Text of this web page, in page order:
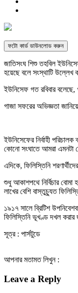
ফটো কার্ড ডাউনলোড করুন
জাতিসংঘ শিশু তহবিল
হয়েছে বলে সংস্থাটি উল্লেখ
ইউনিসেফ গত রবিবার বলেছে,
গাজা সফরের অভিজ্ঞতা
ইউনিসেফের নির্বাহী পরিচালক
কোনো সংঘাতে আমরা এমনটা
এদিকে, ফিলিস্তিনি
শুধু আকাশপথে নির্বিচার বোমা
লাখের বেশি বাস্তুচ্যুত
১৯১৭ সালে ব্রিটিশ
ফিলিস্তিনি ভূখণ্ড দখল
সূত্র : পার্সটুডে
আপনার মতামত লিখুন :
Leave a Reply